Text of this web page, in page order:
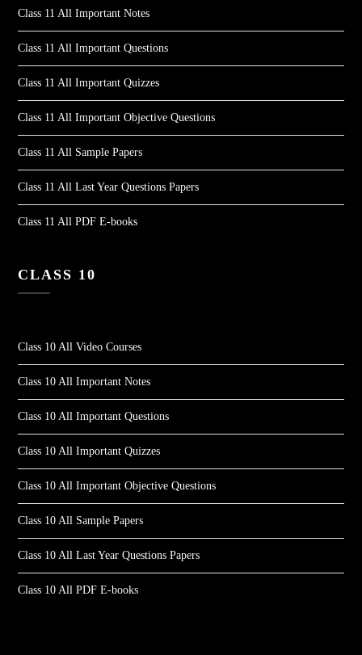
Class 11 All Important Notes
Class 11 All Important Questions
Class 11 All Important Quizzes
Class 11 All Important Objective Questions
Class 11 All Sample Papers
Class 11 All Last Year Questions Papers
Class 11 All PDF E-books
CLASS 10
Class 10 All Video Courses
Class 10 All Important Notes
Class 10 All Important Questions
Class 10 All Important Quizzes
Class 10 All Important Objective Questions
Class 10 All Sample Papers
Class 10 All Last Year Questions Papers
Class 10 All PDF E-books